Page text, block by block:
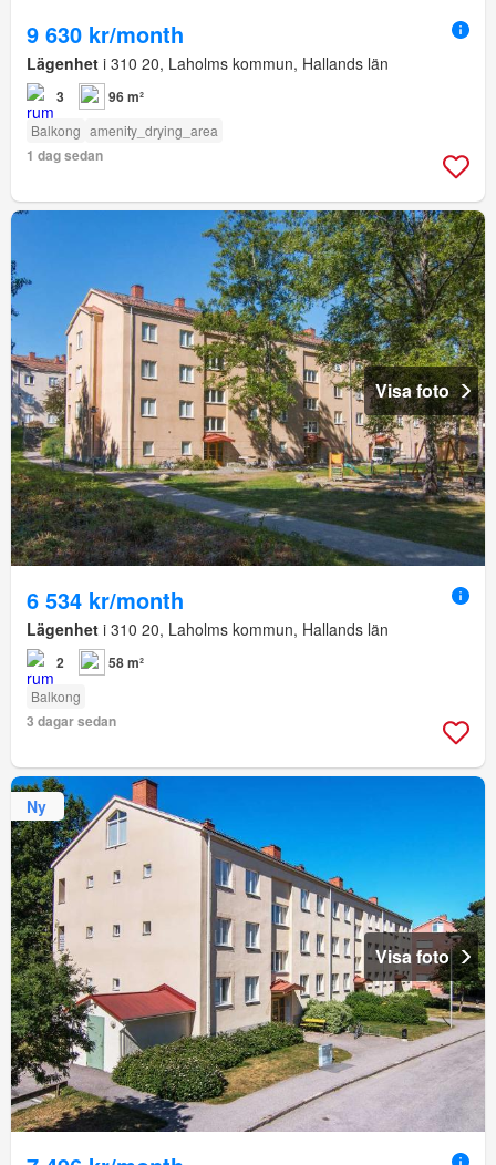
9 630 kr/month
Lägenhet i 310 20, Laholms kommun, Hallands län
3 96 m²
Balkong amenity_drying_area
1 dag sedan
Visa foto
6 534 kr/month
Lägenhet i 310 20, Laholms kommun, Hallands län
2 58 m²
Balkong
3 dagar sedan
Ny
Visa foto